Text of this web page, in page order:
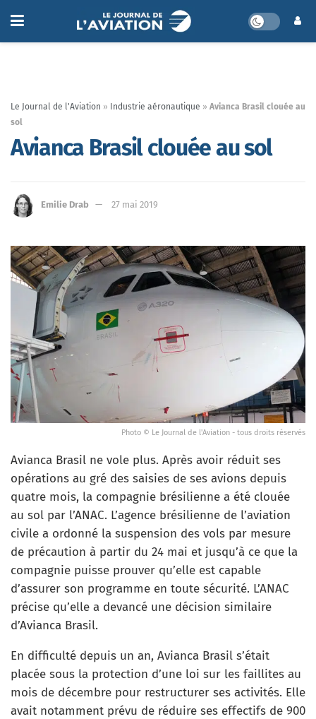
Le Journal de l'Aviation » Industrie aéronautique » Avianca Brasil clouée au
sol
Avianca Brasil clouée au sol
Emilie Drab 27 mai 2019
Photo © Le Journal de l'Aviation - tous droits réservés
Avianca Brasil ne vole plus. Après avoir réduit ses
opérations au gré des saisies de ses avions depuis
quatre mois, la compagnie brésilienne a été clouée
au sol par l’ANAC. L’agence brésilienne de l’aviation
civile a ordonné la suspension des vols par mesure
de précaution à partir du 24 mai et jusqu’à ce que la
compagnie puisse prouver qu’elle est capable
d’assurer son programme en toute sécurité. L’ANAC
précise qu’elle a devancé une décision similaire
d’Avianca Brasil.
En difficulté depuis un an, Avianca Brasil s’était
placée sous la protection d’une loi sur les faillites au
mois de décembre pour restructurer ses activités. Elle
avait notamment prévu de réduire ses effectifs de 900